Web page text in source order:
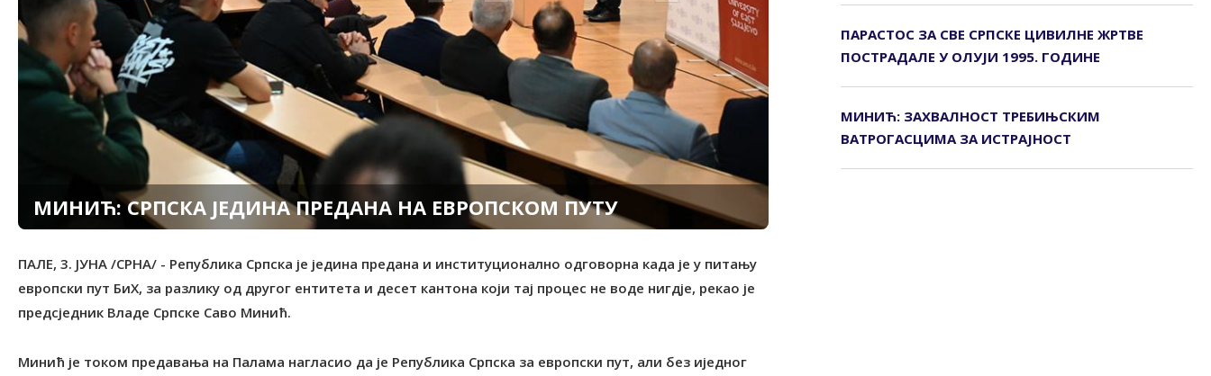
МИНИЋ: СРПСКА ЈЕДИНА ПРЕДАНА НА ЕВРОПСКОМ ПУТУ
ПАЛЕ, 3. ЈУНА /СРНА/ - Република Српска је једина предана и институционално одговорна када је у питању
европски пут БиХ, за разлику од другог ентитета и десет кантона који тај процес не воде нигдје, рекао је
предсједник Владе Српске Саво Минић.
Минић је током предавања на Палама нагласио да је Република Српска за европски пут, али без иједног
ПАРАСТОС ЗА СВЕ СРПСКЕ ЦИВИЛНЕ ЖРТВЕ
ПОСТРАДАЛЕ У ОЛУЈИ 1995. ГОДИНЕ
МИНИЋ: ЗАХВАЛНОСТ ТРЕБИЊСКИМ
ВАТРОГАСЦИМА ЗА ИСТРАЈНОСТ